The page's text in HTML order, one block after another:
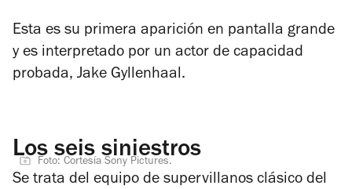
Esta es su primera aparición en pantalla grande
y es interpretado por un actor de capacidad
probada, Jake Gyllenhaal.
Los seis siniestros
Foto: Cortesía Sony Pictures.
Se trata del equipo de supervillanos clásico del